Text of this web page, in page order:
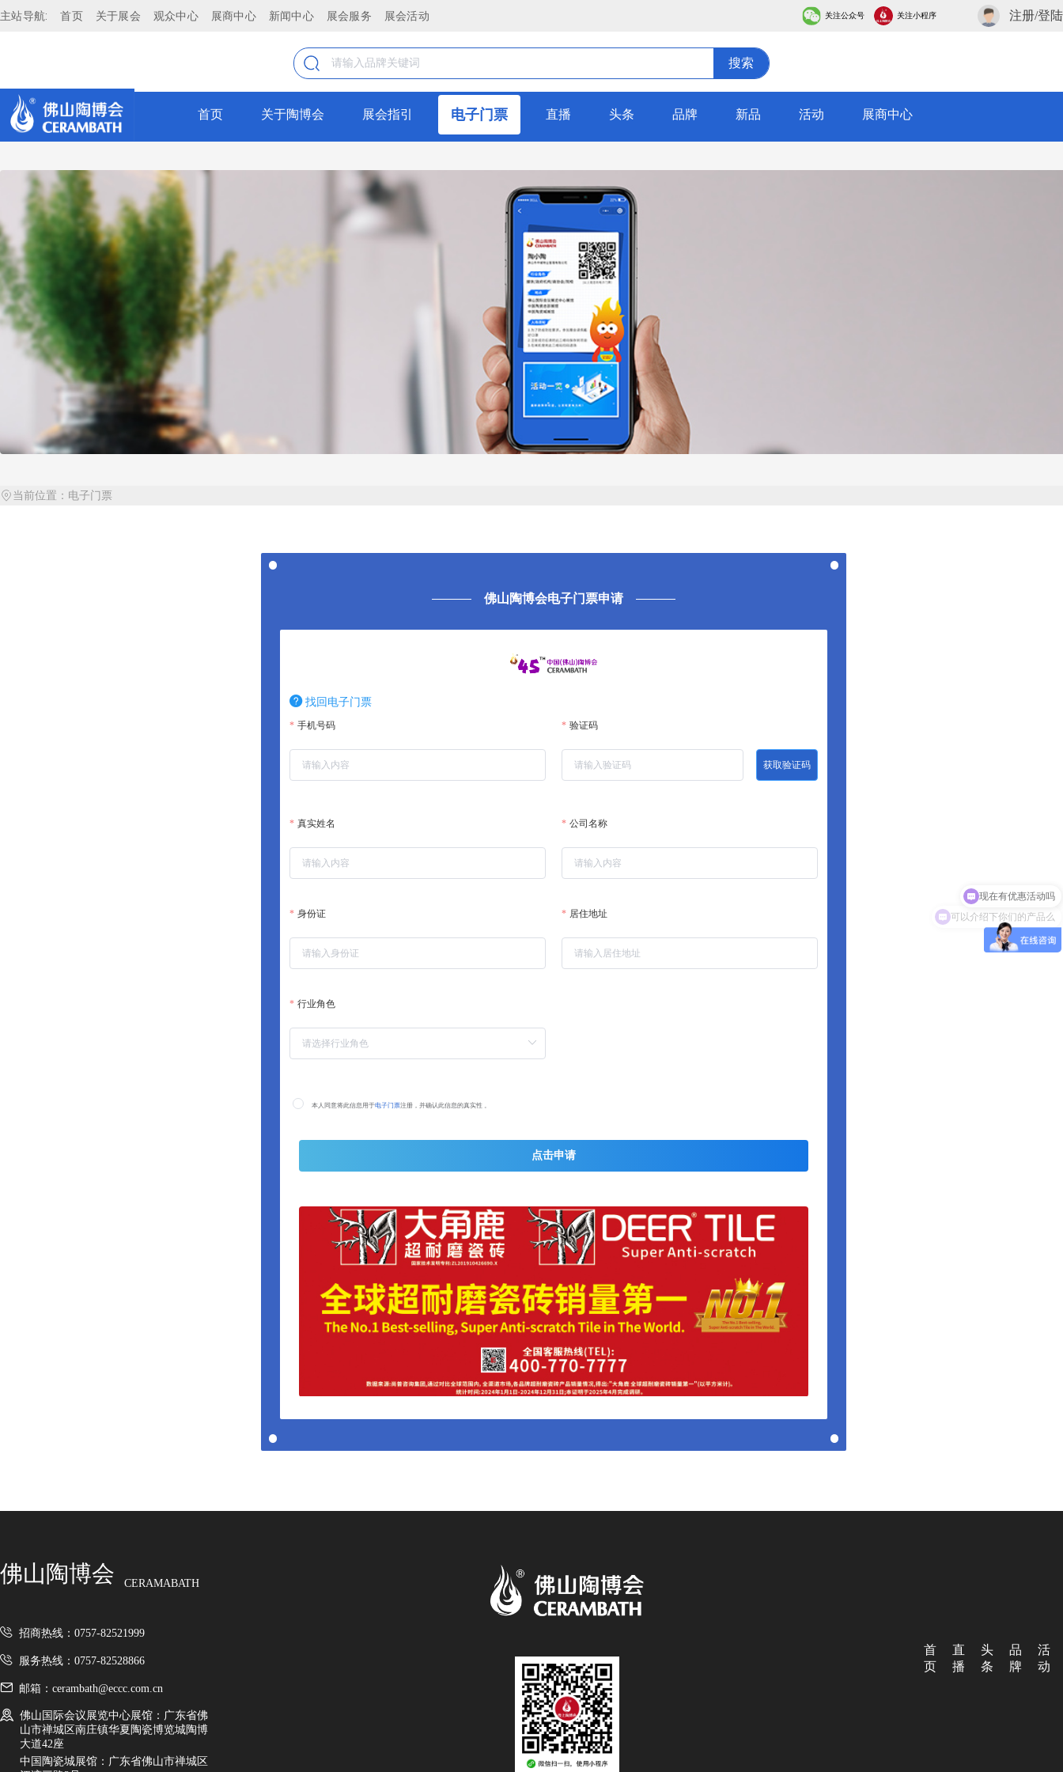
主站导航: 首页 关于展会 观众中心 展商中心 新闻中心 展会服务 展会活动 关注公众号 关注小程序 注册/登陆
搜索
首页 关于陶博会 展会指引 电子门票 直播 头条 品牌 新品 活动 展商中心
当前位置： 电子门票
佛山陶博会电子门票申请
找回电子门票
手机号码 验证码
获取验证码
真实姓名 公司名称
身份证 居住地址
行业角色
本人同意将此信息用于电子门票注册，并确认此信息的真实性 。
点击申请
佛山陶博会 CERAMABATH
招商热线：0757-82521999
服务热线：0757-82528866
邮箱：cerambath@eccc.com.cn
佛山国际会议展览中心展馆：广东省佛
山市禅城区南庄镇华夏陶瓷博览城陶博
大道42座
中国陶瓷城展馆：广东省佛山市禅城区
首
页
直
播
头
条
品
牌
活
动
可以介绍下你们的产品么